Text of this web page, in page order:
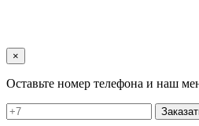
×
Оставьте номер телефона и наш